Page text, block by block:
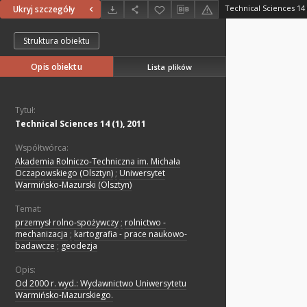
Ukryj szczegóły Technical Sciences 14
Struktura obiektu
Opis obiektu Lista plików
Tytuł:
Technical Sciences 14 (1), 2011
Współtwórca:
Akademia Rolniczo-Techniczna im. Michała
Oczapowskiego (Olsztyn) ; Uniwersytet
Warmińsko-Mazurski (Olsztyn)
Temat:
przemysł rolno-spożywczy ; rolnictwo -
mechanizacja ; kartografia - prace naukowo-
badawcze ; geodezja
Opis:
Od 2000 r. wyd.: Wydawnictwo Uniwersytetu
Warmińsko-Mazurskiego.